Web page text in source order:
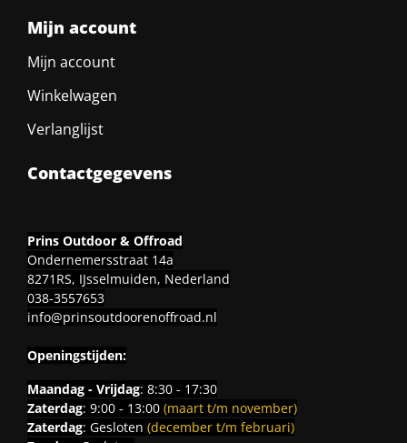
Mijn account
Mijn account
Winkelwagen
Verlanglijst
Contactgegevens
Prins Outdoor & Offroad
Ondernemersstraat 14a
8271RS, IJsselmuiden, Nederland
038-3557653
info@prinsoutdoorenoffroad.nl
Openingstijden:
Maandag - Vrijdag: 8:30 - 17:30
Zaterdag: 9:00 - 13:00 (maart t/m november)
Zaterdag: Gesloten (december t/m februari)